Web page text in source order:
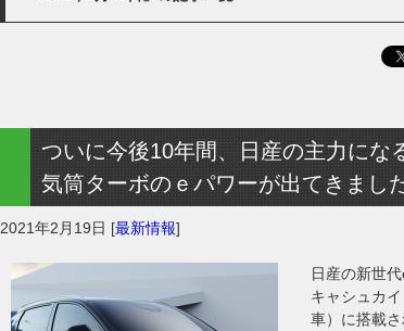
ついに今後10年間、日産の主力にな
気筒ターボのｅパワーが出てきまし
2021年2月19日 [最新情報]
日産の新世
キャシュカ
車）に搭載